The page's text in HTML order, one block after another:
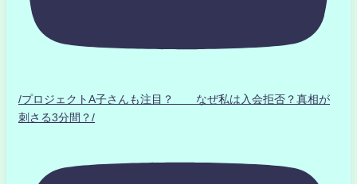
/プロジェクトA子さんも注目？ なぜ私は入会拒否？真相が
刺さる3分間？/